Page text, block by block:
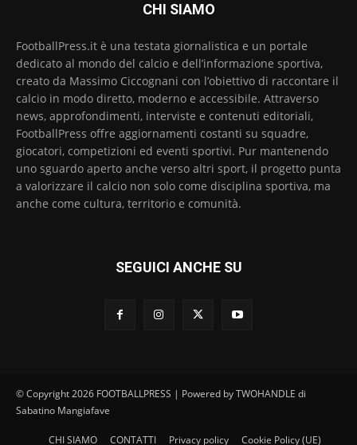
CHI SIAMO
FootballPress.it è una testata giornalistica e un portale
dedicato al mondo del calcio e dell’informazione sportiva,
creato da Massimo Ciccognani con l’obiettivo di raccontare il
calcio in modo diretto, moderno e accessibile. Attraverso
news, approfondimenti, interviste e contenuti editoriali,
FootballPress offre aggiornamenti costanti su squadre,
giocatori, competizioni ed eventi sportivi. Pur mantenendo
uno sguardo aperto anche verso altri sport, il progetto punta
a valorizzare il calcio non solo come disciplina sportiva, ma
anche come cultura, territorio e comunità.
SEGUICI ANCHE SU
© Copyright 2026 FOOTBALLPRESS | Powered by TWOHANDLE di
Sabatino Mangiafave
CHI SIAMO CONTATTI Privacy policy Cookie Policy (UE)